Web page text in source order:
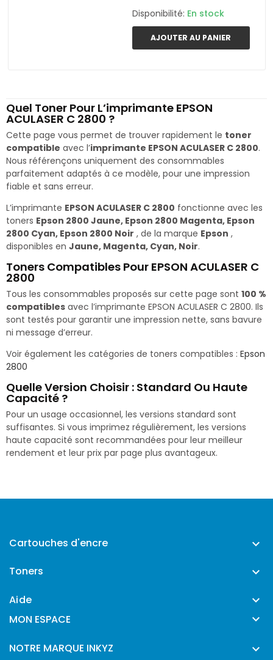
Disponibilité: En stock
AJOUTER AU PANIER
Quel Toner Pour L’imprimante EPSON
ACULASER C 2800 ?
Cette page vous permet de trouver rapidement le toner
compatible avec l’imprimante EPSON ACULASER C 2800.
Nous référençons uniquement des consommables
parfaitement adaptés à ce modèle, pour une impression
fiable et sans erreur.
L’imprimante EPSON ACULASER C 2800 fonctionne avec les
toners Epson 2800 Jaune, Epson 2800 Magenta, Epson
2800 Cyan, Epson 2800 Noir , de la marque Epson ,
disponibles en Jaune, Magenta, Cyan, Noir.
Toners Compatibles Pour EPSON ACULASER C
2800
Tous les consommables proposés sur cette page sont 100 %
compatibles avec l’imprimante EPSON ACULASER C 2800. Ils
sont testés pour garantir une impression nette, sans bavure
ni message d’erreur.
Voir également les catégories de toners compatibles : Epson
2800
Quelle Version Choisir : Standard Ou Haute
Capacité ?
Pour un usage occasionnel, les versions standard sont
suffisantes. Si vous imprimez régulièrement, les versions
haute capacité sont recommandées pour leur meilleur
rendement et leur prix par page plus avantageux.
Cartouches d'encre 
Toners 
Aide 
MON ESPACE 
NOTRE MARQUE INKYZ 